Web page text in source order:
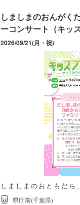
しましまのおんがく
ーコンサート（キッ
2026/09/21(月・祝)
しましまのおともだち
県庁前(千葉県)